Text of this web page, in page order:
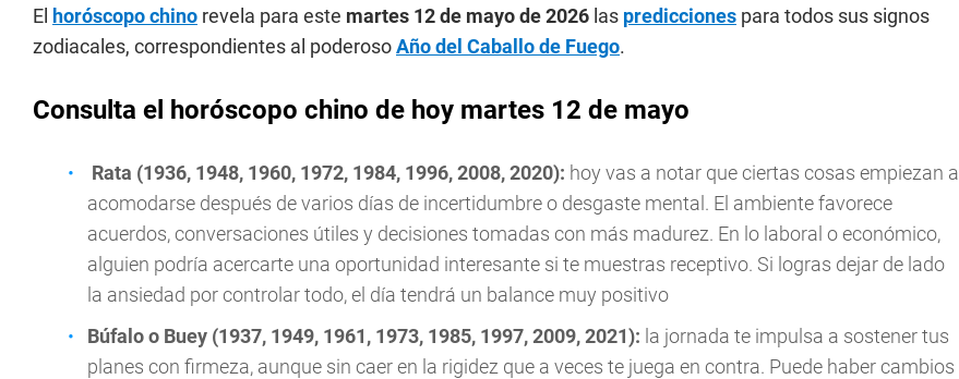
El horóscopo chino revela para este martes 12 de mayo de 2026 las predicciones para todos sus signos
zodiacales, correspondientes al poderosoAño del Caballo de Fuego.
Consulta el horóscopo chino de hoy martes 12 de mayo
Rata (1936, 1948, 1960, 1972, 1984, 1996, 2008, 2020): hoy vas a notar que ciertas cosas empiezan a
acomodarse después de varios días de incertidumbre o desgaste mental. El ambiente favorece
acuerdos, conversaciones útiles y decisiones tomadas con más madurez. En lo laboral o económico,
alguien podría acercarte una oportunidad interesante si te muestras receptivo. Si logras dejar de lado
la ansiedad por controlar todo, el día tendrá un balance muy positivo
Búfalo o Buey (1937, 1949, 1961, 1973, 1985, 1997, 2009, 2021): la jornada te impulsa a sostener tus
planes con firmeza, aunque sin caer en la rigidez que a veces te juega en contra. Puede haber cambios